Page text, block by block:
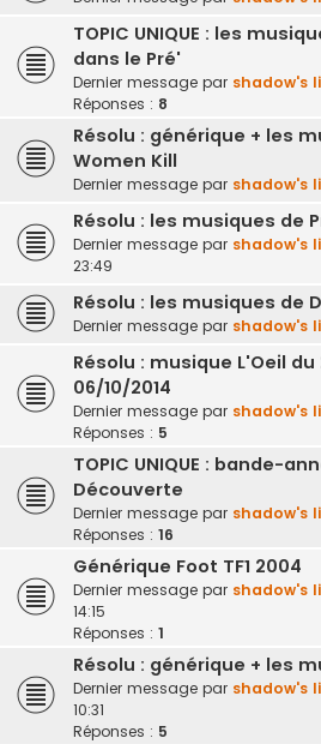
TOPIC UNIQUE : les
dans le Pré'
Dernier message par shadow's
Réponses : 8
Résolu : générique + les
Women Kill
Dernier message par shadow's
Résolu : les musiques de
Dernier message par shadow's
23:49
Résolu : les musiques de
Dernier message par shadow's
Résolu : musique L'Oeil du
06/10/2014
Dernier message par shadow's
Réponses : 5
TOPIC UNIQUE : bande-
Découverte
Dernier message par shadow's
Réponses : 16
Générique Foot TF1 2004
Dernier message par shadow's
14:15
Réponses : 1
Résolu : générique + les
Dernier message par shadow's
10:31
Réponses : 5